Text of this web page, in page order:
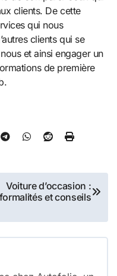
clients. De cette
qui nous
clients qui se
et ainsi engager un
de première
Voiture d’occasion :
formalités et conseils